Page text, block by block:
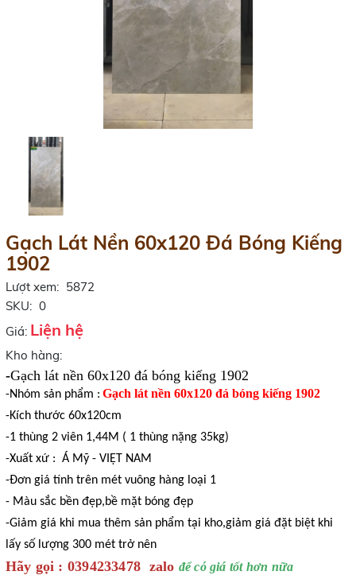
Gạch Lát Nền 60x120 Đá Bóng Kiếng
1902
Lượt xem: 5872
SKU: 0
Giá: Liện hệ
Kho hàng:
-Gạch lát nền 60x120 đá bóng kiếng 1902
-Nhóm sản phẩm : Gạch lát nền 60x120 đá bóng kiếng 1902
-Kích thước 60x120cm
-1 thùng 2 viên 1,44M ( 1 thùng nặng 35kg)
-Xuất xứ : Á Mỹ - VIỆT NAM
-Đơn giá tính trên mét vuông hàng loại 1
- Màu sắc bền đẹp,bề mặt bóng đẹp
-Giảm giá khi mua thêm sản phẩm tại kho,giảm giá đặt biệt khi
lấy số lượng 300 mét trở nên
Hãy gọi : 0394233478 zalo để có giá tốt hơn nữa